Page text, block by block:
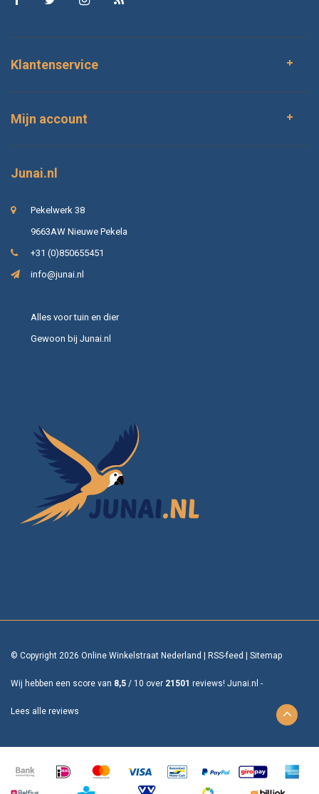
Klantenservice
Mijn account
Junai.nl
Pekelwerk 38
9663AW Nieuwe Pekela
+31 (0)850655451
info@junai.nl
Alles voor tuin en dier
Gewoon bij Junai.nl
© Copyright 2026 Online Winkelstraat Nederland | RSS-feed | Sitemap
Wij hebben een score van 8,5 / 10 over 21501 reviews! Junai.nl -
Lees alle reviews